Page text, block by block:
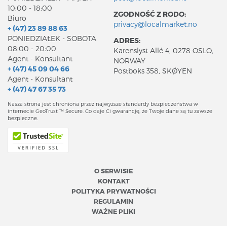
10:00 - 18:00
Biuro
+ (47) 23 89 88 63
PONIEDZIAŁEK - SOBOTA
08:00 - 20:00
Agent - Konsultant
+ (47) 45 09 04 66
Agent - Konsultant
+ (47) 47 67 35 73
ZGODNOŚĆ Z RODO:
privacy@localmarket.no
ADRES:
Karenslyst Allé 4, 0278 OSLO,
NORWAY
Postboks 358, SKØYEN
Nasza strona jest chroniona przez najwyższe standardy bezpieczeństwa w
internecie GeoTrust ™ Secure. Co daje Ci gwarancję, że Twoje dane są tu zawsze
bezpieczne.
O SERWISIE
KONTAKT
POLITYKA PRYWATNOŚCI
REGULAMIN
WAŻNE PLIKI